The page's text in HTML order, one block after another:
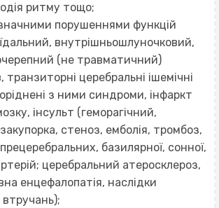
ритму тощо;
порушеннями функцій
внутрішньошлуночковий,
(не травматичний)
транзиторні церебральні ішемічні
з ними синдроми, інфаркт
інсульт (геморагічний,
стеноз, емболія, тромбоз,
базилярної, сонної,
церебральний атеросклероз,
енцефалопатія, наслідки
втручань);